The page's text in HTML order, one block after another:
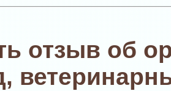
отзыв об